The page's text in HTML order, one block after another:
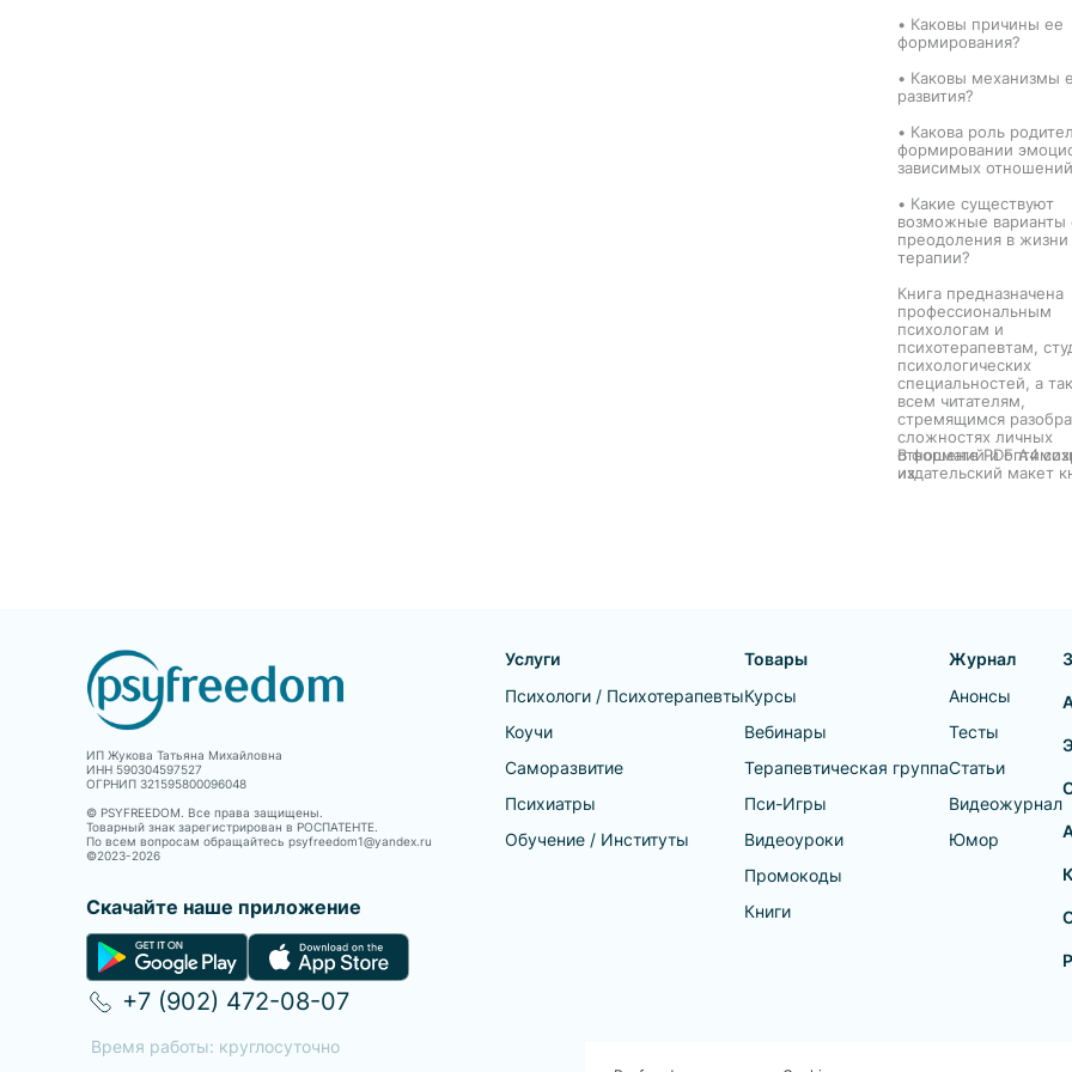
• Каковы причины ее
формирования?
• Каковы механизмы
развития?
• Какова роль
формировании
зависимых
• Какие существуют
возможные варианты
преодоления в жизни
терапии?
Книга предназначена
профессиональным
психологам и
психотерапевтам,
психологических
специальностей, а
всем читателям,
стремящимся
сложностях личных
отношений и
их.
В формате PDF A4
издательский макет
ИП Жукова Татьяна Михайловна
ИНН 590304597527
ОГРНИП 321595800096048
© PSYFREEDOM. Все права защищены.
Товарный знак зарегистрирован в РОСПАТЕНТЕ.
По всем вопросам обращайтесь psyfreedom1@yandex.ru
©2023-2026
Скачайте наше приложение
Услуги
Психологи / Психотерапевты
Коучи
Саморазвитие
Психиатры
Обучение / Институты
Товары
Курсы
Вебинары
Терапевтическая группа
Пси-Игры
Видеоуроки
Промокоды
Книги
Журнал
Анонсы
Тесты
Статьи
Видеожурнал
Юмор
+7 (902) 472-08-07
Время работы: круглосуточно